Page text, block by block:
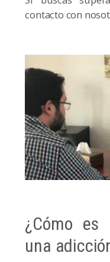
contacto con
¿Cómo
una